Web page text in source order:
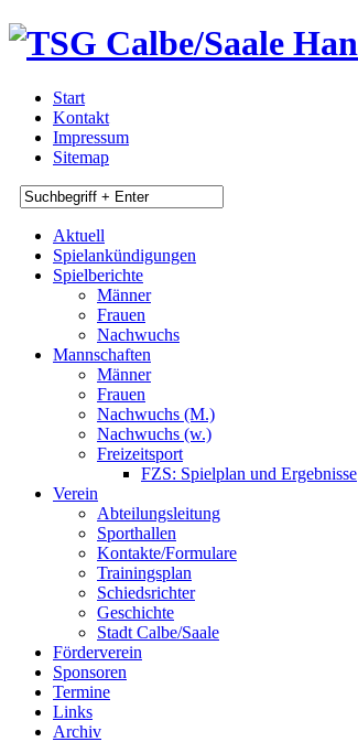
Start
Kontakt
Impressum
Sitemap
Aktuell
Spielankündigungen
Spielberichte
Männer
Frauen
Nachwuchs
Mannschaften
Männer
Frauen
Nachwuchs (M.)
Nachwuchs (w.)
Freizeitsport
FZS: Spielplan und Ergebnisse
Verein
Abteilungsleitung
Sporthallen
Kontakte/Formulare
Trainingsplan
Schiedsrichter
Geschichte
Stadt Calbe/Saale
Förderverein
Sponsoren
Termine
Links
Archiv